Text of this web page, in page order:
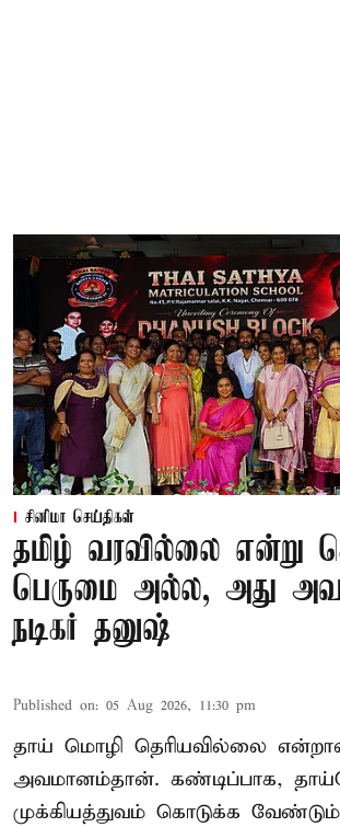
சினிமா செய்திகள்
தமிழ் வரவில்லை என்று
பெருமை அல்ல, அது
நடிகர் தனுஷ்
Published on: 05 Aug 2026, 11:30 pm
தாய் மொழி தெரியவில்லை
அவமானம்தான். கண்டிப்பாக,
முக்கியத்துவம் கொடுக்க வேண்டும்.